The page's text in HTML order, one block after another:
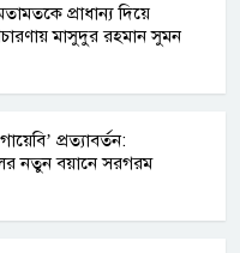
প্রাধান্য দিয়ে
মাসুদুর রহমান সুমন
প্রত্যাবর্তন:
নতুন বয়ানে সরগরম